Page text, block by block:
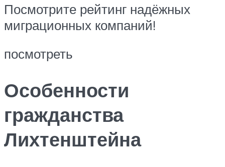
Посмотрите рейтинг надёжных
миграционных компаний!
посмотреть
Особенности
гражданства
Лихтенштейна